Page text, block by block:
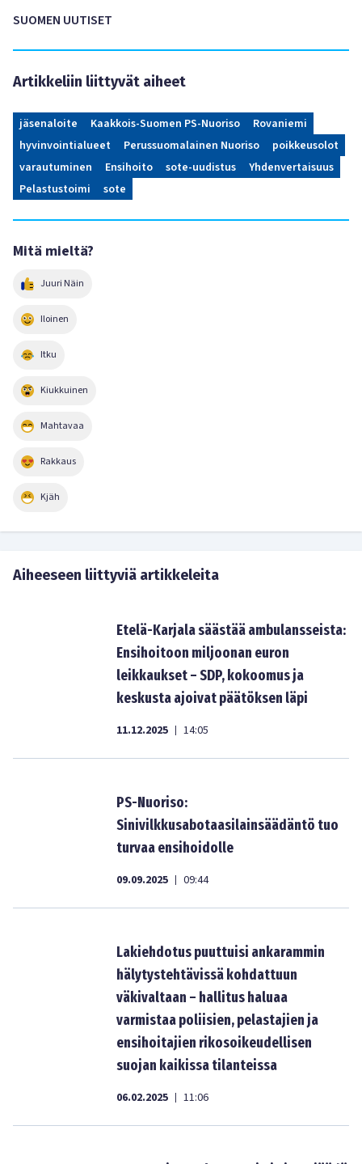
SUOMEN UUTISET
Artikkeliin liittyvät aiheet
jäsenaloite Kaakkois-Suomen PS-Nuoriso
Rovaniemi
hyvinvointialueet
Perussuomalainen Nuoriso
poikkeusolot
varautuminen
Ensihoito sote-uudistus
Yhdenvertaisuus
Pelastustoimi
sote
Mitä mieltä?
Juuri Näin
Iloinen
Itku
Kiukkuinen
Mahtavaa
Rakkaus
Kjäh
Aiheeseen liittyviä artikkeleita
Etelä-Karjala säästää ambulansseista:
Ensihoitoon miljoonan euron
leikkaukset – SDP, kokoomus ja
keskusta ajoivat päätöksen läpi
11.12.2025 | 14:05
PS-Nuoriso:
Sinivilkkusabotaasilainsäädäntö tuo
turvaa ensihoidolle
09.09.2025 | 09:44
Lakiehdotus puuttuisi ankarammin
hälytystehtävissä kohdattuun
väkivaltaan – hallitus haluaa
varmistaa poliisien, pelastajien ja
ensihoitajien rikosoikeudellisen
suojan kaikissa tilanteissa
06.02.2025 | 11:06